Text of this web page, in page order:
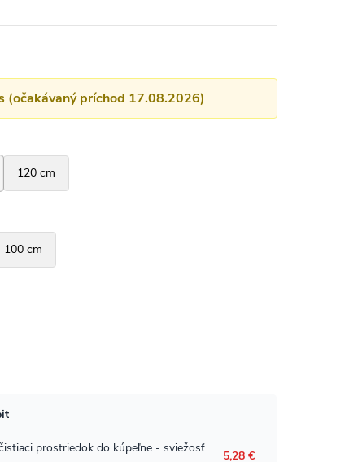
(očakávaný príchod 17.08.2026)